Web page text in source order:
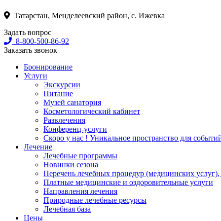
Татарстан, Менделеевский район, с. Ижевка
Задать вопрос
8-800-500-86-92
Заказать звонок
Бронирование
Услуги
Экскурсии
Питание
Музей санатория
Косметологический кабинет
Развлечения
Конференц-услуги
Скоро у нас ! Уникальное пространство для
Лечение
Лечебные программы
Новинки сезона
Перечень лечебных процедур (медицинских
Платные медицинские и оздоровительные услуги
Направления лечения
Природные лечебные ресурсы
Лечебная база
Цены